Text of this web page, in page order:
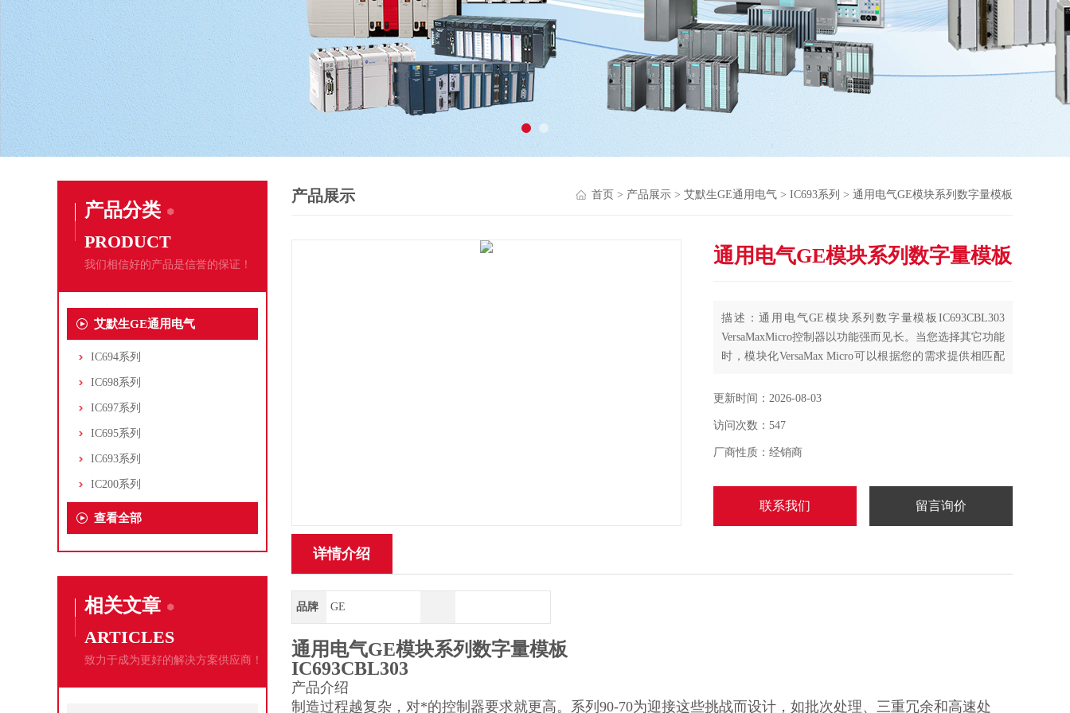
产品分类
PRODUCT
我们相信好的产品是信誉的保证！
艾默生GE通用电气
IC694系列
IC698系列
IC697系列
IC695系列
IC693系列
IC200系列
查看全部
相关文章
ARTICLES
致力于成为更好的解决方案供应商！
产品展示 首页 > 产品展示 > 艾默生GE通用电气 > IC693系列 > 通用电气GE模块系列数字量模板
通用电气GE模块系列数字量模板
描述：通用电气GE模块系列数字量模板IC693CBL303
VersaMaxMicro控制器以功能强而见长。当您选择其它功能
时，模块化VersaMax Micro可以根据您的需求提供相匹配
节省产品生命周期成本。
更新时间：2026-08-03
访问次数：547
厂商性质：经销商
联系我们 留言询价
详情介绍
品牌 GE
通用电气GE模块系列数字量模板
IC693CBL303
产品介绍
制造过程越复杂，对*的控制器要求就更高。系列90-70为迎接这些挑战而设计，如批次处理、三重冗余和高速处